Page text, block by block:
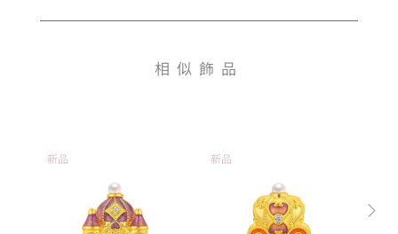
相似飾品
新品 新品